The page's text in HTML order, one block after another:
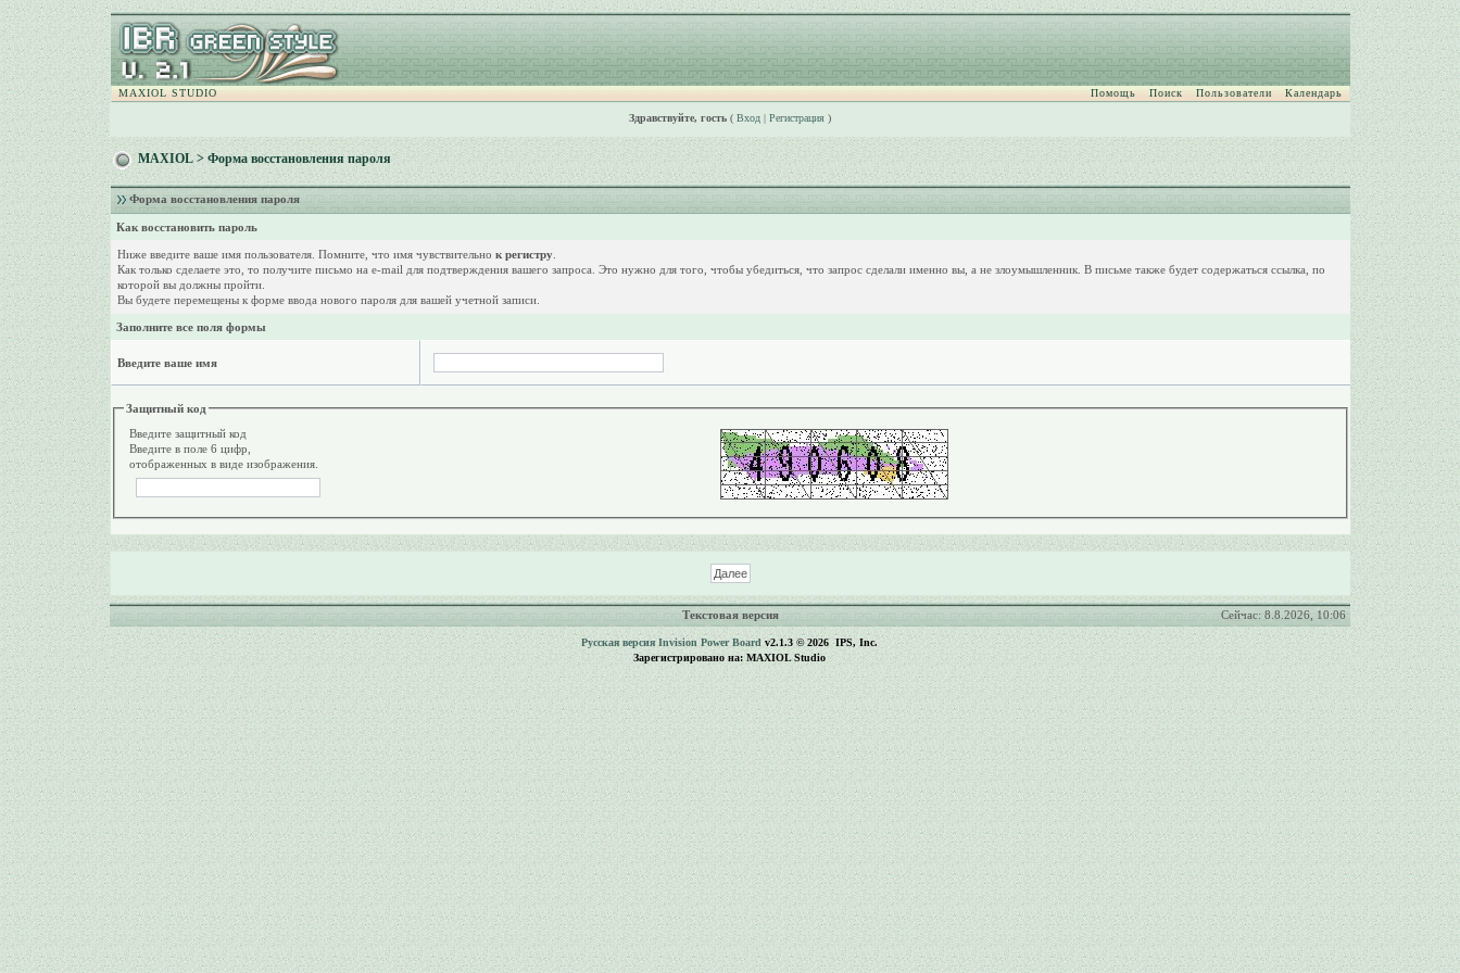
MAXIOL STUDIO Помощь Поиск Пользователи Календарь
Здравствуйте, гость( Вход| Регистрация)
MAXIOL> Форма восстановления пароля
Форма восстановления пароля
Как восстановить пароль
Ниже введите ваше имя пользователя. Помните, что имя чувствительно к регистру.
Как только сделаете это, то получите письмо на e-mail для подтверждения вашего запроса. Это нужно для того, чтобы убедиться, что запрос сделали именно вы, а не злоумышленник. В письме также будет содержаться ссылка, по
которой вы должны пройти.
Вы будете перемещены к форме ввода нового пароля для вашей учетной записи.
Заполните все поля формы
Введите ваше имя
Защитный код
Введите защитный код
Введите в поле 6 цифр,
отображенных в виде изображения.
Текстовая версия Сейчас: 8.8.2026, 10:06
Русская версия Invision Power Boardv2.1.3 © 2026 IPS, Inc.
Зарегистрировано на: MAXIOL Studio